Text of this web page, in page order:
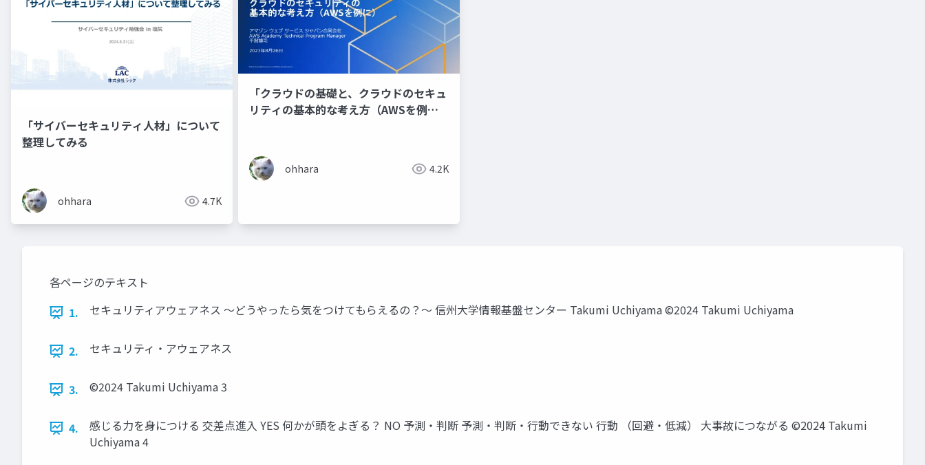
「サイバーセキュリティ人材」について
整理してみる
ohhara 4.7K
「クラウドの基礎と、クラウドのセキュ
リティの基本的な考え方（AWSを例
ohhara 4.2K
各ページのテキスト
1.
セキュリティアウェアネス ～どうやったら気をつけてもらえるの？～ 信州大学情報基盤センター Takumi Uchiyama ©2024 Takumi Uchiyama
2. セキュリティ・アウェアネス
3. ©2024 Takumi Uchiyama 3
4.
感じる力を身につける 交差点進入 YES 何かが頭をよぎる？ NO 予測・判断 予測・判断・行動できない 行動 （回避・低減） 大事故につながる ©2024 Takumi
Uchiyama 4